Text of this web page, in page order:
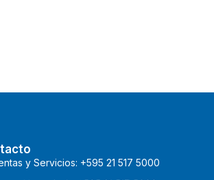
y Servicios: +595 21 517 5000